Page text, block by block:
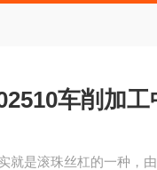
车削加
就是滚珠丝杠的一种，